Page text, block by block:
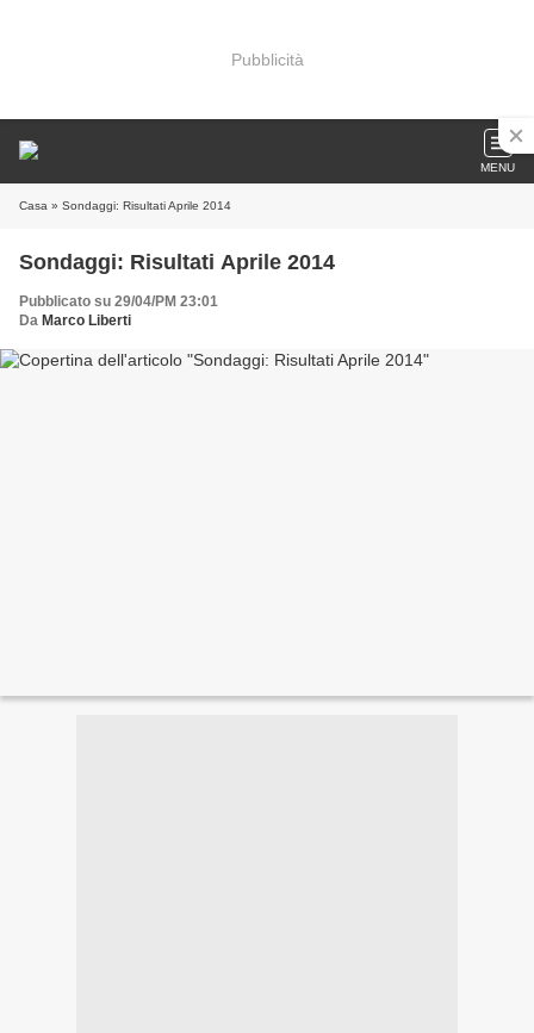
Pubblicità
MENU
Casa » Sondaggi: Risultati Aprile 2014
Sondaggi: Risultati Aprile 2014
Pubblicato su 29/04/PM 23:01
Da Marco Liberti